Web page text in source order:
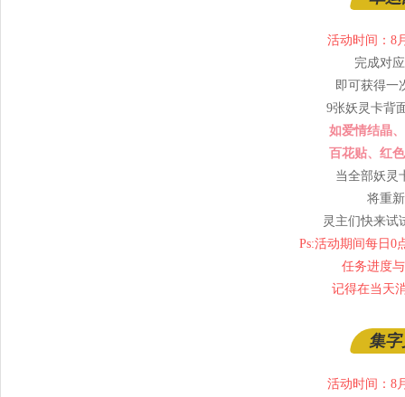
活动时间：8
完成对
即可获得一
9张妖灵卡背
如爱情结晶
百花贴、红
当全部妖灵
将重
灵主们快来试
Ps:活动期间每日0
任务进度
记得在当天
集
活动时间：8